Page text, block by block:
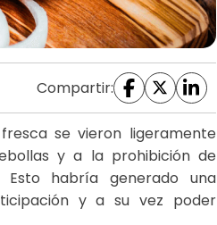
Compartir:
se vieron ligeramente
y a la prohibición de
Esto habría generado una
y a su vez poder